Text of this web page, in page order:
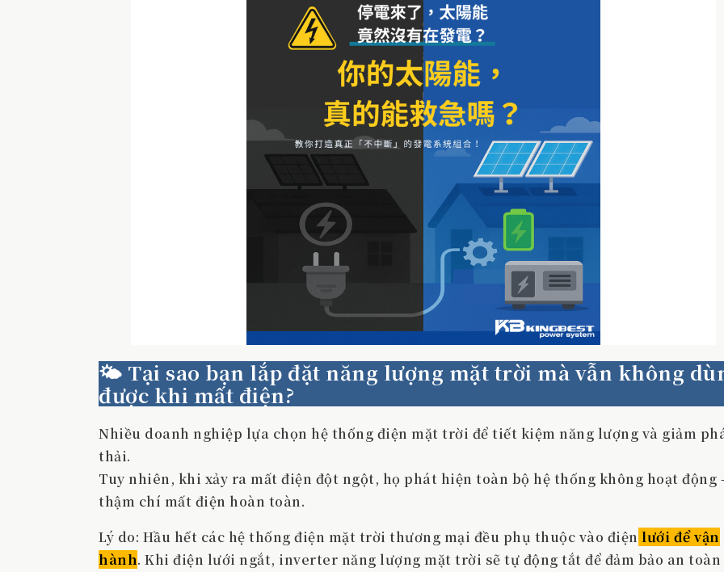
🌤️ Tại sao bạn lắp đặt năng lượng mặt trời mà vẫn không
được khi mất điện?
Nhiều doanh nghiệp lựa chọn hệ thống điện mặt trời để tiết kiệm năng lượng và giảm
thải.
Tuy nhiên, khi xảy ra mất điện đột ngột, họ phát hiện toàn bộ hệ thống không hoạt động
thậm chí mất điện hoàn toàn.
Lý do: Hầu hết các hệ thống điện mặt trời thương mại đều phụ thuộc vào điện lưới để vận
hành. Khi điện lưới ngắt, inverter năng lượng mặt trời sẽ tự động tắt để đảm bảo an toàn